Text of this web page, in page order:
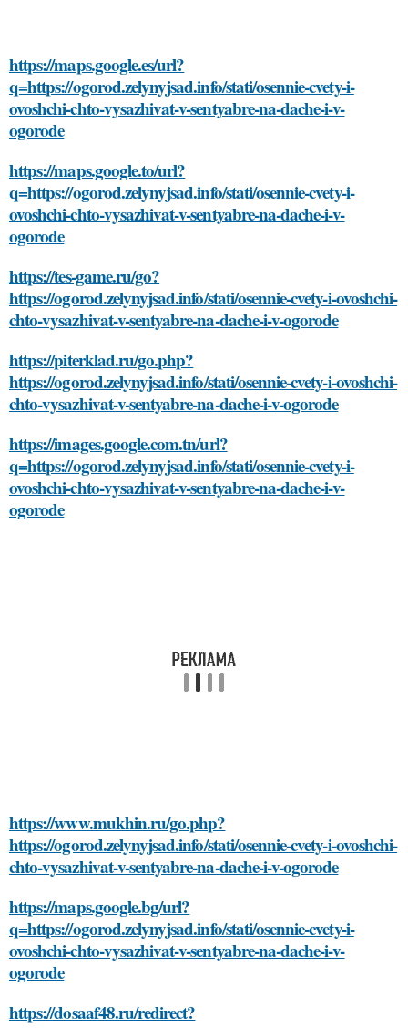
https://maps.google.es/url?
q=https://ogorod.zelynyjsad.info/stati/osennie-cvety-i-
ovoshchi-chto-vysazhivat-v-sentyabre-na-dache-i-v-
ogorode
https://maps.google.to/url?
q=https://ogorod.zelynyjsad.info/stati/osennie-cvety-i-
ovoshchi-chto-vysazhivat-v-sentyabre-na-dache-i-v-
ogorode
https://tes-game.ru/go?
https://ogorod.zelynyjsad.info/stati/osennie-cvety-i-ovoshchi-
chto-vysazhivat-v-sentyabre-na-dache-i-v-ogorode
https://piterklad.ru/go.php?
https://ogorod.zelynyjsad.info/stati/osennie-cvety-i-ovoshchi-
chto-vysazhivat-v-sentyabre-na-dache-i-v-ogorode
https://images.google.com.tn/url?
q=https://ogorod.zelynyjsad.info/stati/osennie-cvety-i-
ovoshchi-chto-vysazhivat-v-sentyabre-na-dache-i-v-
ogorode
https://www.mukhin.ru/go.php?
https://ogorod.zelynyjsad.info/stati/osennie-cvety-i-ovoshchi-
chto-vysazhivat-v-sentyabre-na-dache-i-v-ogorode
https://maps.google.bg/url?
q=https://ogorod.zelynyjsad.info/stati/osennie-cvety-i-
ovoshchi-chto-vysazhivat-v-sentyabre-na-dache-i-v-
ogorode
https://dosaaf48.ru/redirect?